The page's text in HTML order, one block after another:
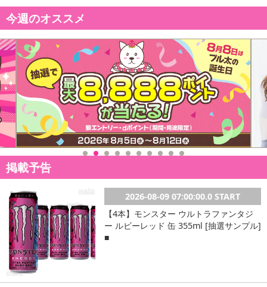
合がございます。
あらかじめご了承いただいた上でお申込みください。なお、本理由
【お支払いについて】
※お支払い方法は、電話料金合算払い、クレジットカード払い、dポ
イントがご利用いただけます。
【発送・お届け・商品について】
※お申込み頂きました商品の同梱、お届けの日時指定はいたしかね
※お客様のご都合でお受取りいただけない場合、商品の再発送や返
金はいたしかねます。
不在票にてご対応ください。
※発送予定日は前後する場合がございます。また商品によって発送
日が異なります。
※dショッピングサンプル百貨店よりお届けする商品は、ご利用いた
だいた後のご感想をいただくことを目的としており、転売等は固く
禁じます。
転売等、目的以外での利用が確認された場合は、サービス利用を停
今週のオススメ
掲載予告
2026-08-09 07:00:00.0 START
【4本】モンスター ウルトラファンタジ
ー ルビーレッド 缶 355ml [抽選サンプル]
■